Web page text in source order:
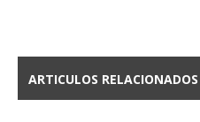
ARTICULOS RELACIONADOS